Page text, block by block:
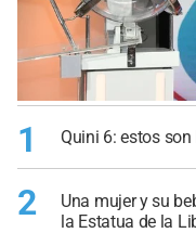
1 Quini 6: estos
2
Una mujer y su
la Estatua de la